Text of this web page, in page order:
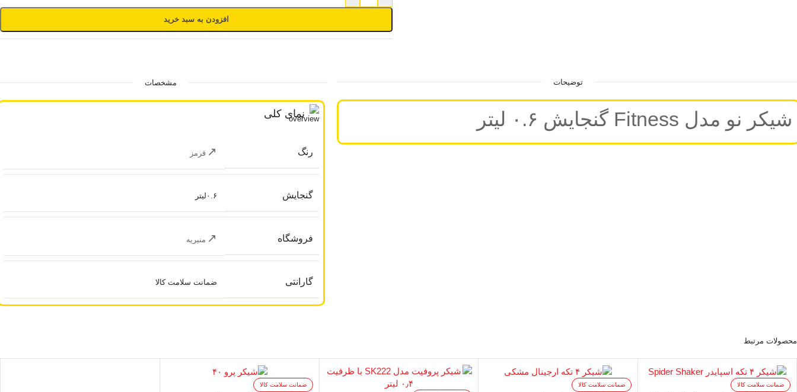
افزودن به سبد خرید
توضیحات
شیکر نو مدل Fitness گنجایش ۰.۶ لیتر
مشخصات
نمای کلی
رنگ قرمز
گنجایش ۰.۶لیتر
فروشگاه منیریه
گارانتی ضمانت سلامت کالا
محصولات مرتبط
ضمانت سلامت کالا ضمانت سلامت کالا ضمانت سلامت کالا